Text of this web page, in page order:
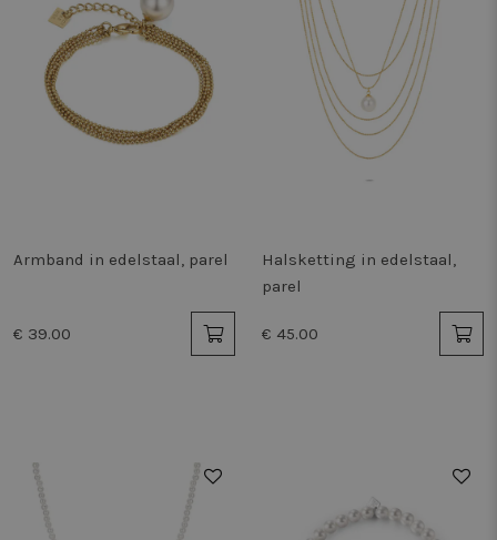
Armband in edelstaal, parel
€ 39.00
Halsketting in edelstaal,
parel
€ 45.00